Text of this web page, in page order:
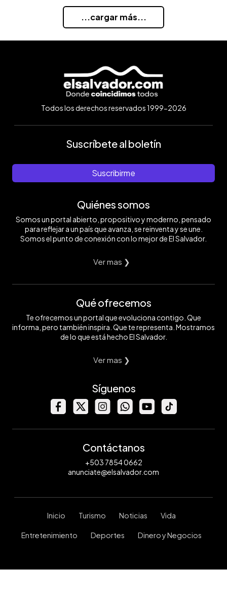
...cargar más...
Todos los derechos reservados 1999-2026
Suscríbete al boletín
Suscribirme
Quiénes somos
Somos un portal abierto, propositivo y moderno, pensado
para reflejar a un país que avanza, se reinventa y se une.
Somos el punto de conexión con lo mejor de El Salvador.
Ver mas ❯
Qué ofrecemos
Te ofrecemos un portal que evoluciona contigo. Que
informa, pero también inspira. Que te representa. Mostramos
de lo que está hecho El Salvador.
Ver mas ❯
Síguenos
Contáctanos
+503 7854 0662
anunciate@elsalvador.com
Inicio Turismo Noticias Vida
Entretenimiento Deportes Dinero y Negocios